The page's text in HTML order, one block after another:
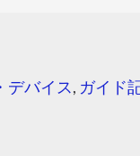
デバイス, ガイド